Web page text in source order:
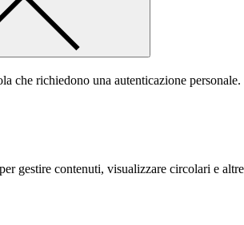
che richiedono una autenticazione personale.
gestire contenuti, visualizzare circolari e